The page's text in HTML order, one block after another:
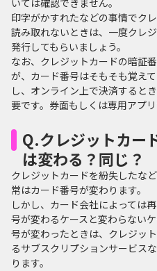
いては確認できません。
印字がかすれたなどの事情でク
読み取れないときは、一度クレ
発行してもらいましょう。
なお、クレジットカードの暗証
が、カード番号はそもそも覚え
し、オンライン上で決済すると
要です。券面もしくは専用アプ
Q.クレジットカー
は変わる？同じ？
クレジットカードを紛失したな
常はカード番号が変わります。
しかし、カード会社によっては
号が変わるケースと変わらない
号が変わったときは、クレジッ
るサブスクリプションサービス
ります。